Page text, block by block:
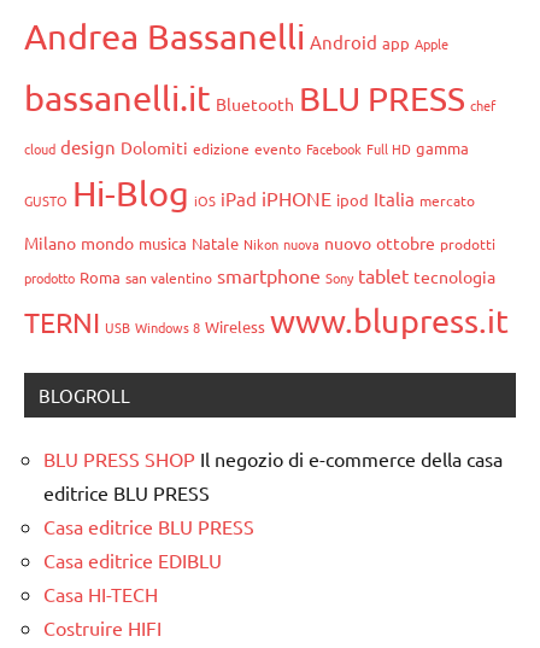
Andrea Bassanelli Android app Apple
bassanelli.it Bluetooth BLU PRESS chef
cloud design Dolomiti edizione evento Facebook Full HD gamma
GUSTO Hi-Blog iOS iPad iPHONE ipod Italia mercato
Milano mondo musica Natale Nikon nuova nuovo ottobre prodotti
prodotto Roma san valentino smartphone Sony tablet tecnologia
TERNI USB Windows 8 Wireless www.blupress.it
BLOGROLL
BLU PRESS SHOP Il negozio di e-commerce della casa
editrice BLU PRESS
Casa editrice BLU PRESS
Casa editrice EDIBLU
Casa HI-TECH
Costruire HIFI